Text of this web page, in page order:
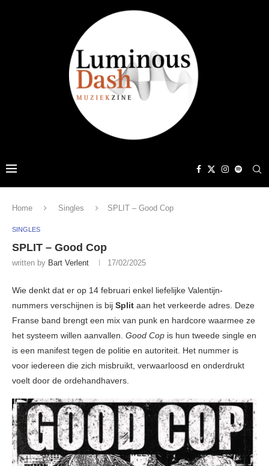
Home Singles SPLIT – Good Cop
SINGLES
SPLIT – Good Cop
written by Bart Verlent 17/02/2025
Wie denkt dat er op 14 februari enkel liefelijke Valentijn-
nummers verschijnen is bij Split aan het verkeerde adres. Deze
Franse band brengt een mix van punk en hardcore waarmee ze
het systeem willen aanvallen. Good Cop is hun tweede single en
is een manifest tegen de politie en autoriteit. Het nummer is
voor iedereen die zich misbruikt, verwaarloosd en onderdrukt
voelt door de ordehandhavers.